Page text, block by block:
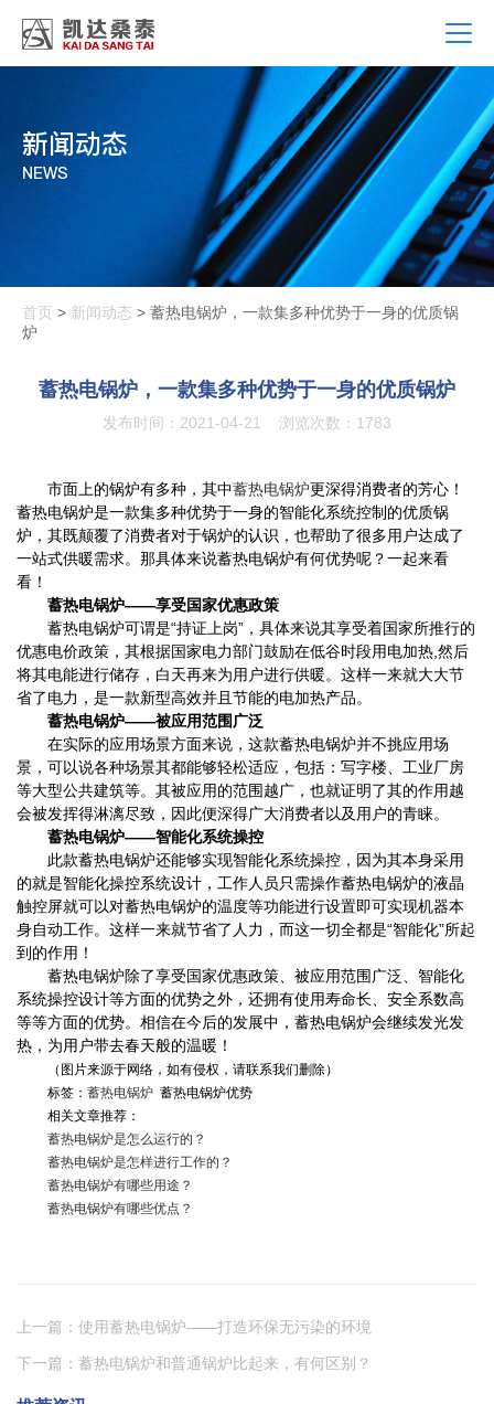
新闻动态
NEWS
首页 > 新闻动态 > 蓄热电锅炉，一款集多种优势于一身的优质锅
炉
蓄热电锅炉，一款集多种优势于一身的优质锅炉
发布时间：2021-04-21 浏览次数：1783
市面上的锅炉有多种，其中蓄热电锅炉更深得消费者的芳心！
蓄热电锅炉是一款集多种优势于一身的智能化系统控制的优质锅
炉，其既颠覆了消费者对于锅炉的认识，也帮助了很多用户达成了
一站式供暖需求。那具体来说蓄热电锅炉有何优势呢？一起来看
看！
蓄热电锅炉——享受国家优惠政策
蓄热电锅炉可谓是“持证上岗”，具体来说其享受着国家所推行的
优惠电价政策，其根据国家电力部门鼓励在低谷时段用电加热,然后
将其电能进行储存，白天再来为用户进行供暖。这样一来就大大节
省了电力，是一款新型高效并且节能的电加热产品。
蓄热电锅炉——被应用范围广泛
在实际的应用场景方面来说，这款蓄热电锅炉并不挑应用场
景，可以说各种场景其都能够轻松适应，包括： 写字楼、工业厂房
等大型公共建筑等。其被应用的范围越广，也就证明了其的作用越
会被发挥得淋漓尽致，因此便深得广大消费者以及用户的青睐。
蓄热电锅炉——智能化系统操控
此款蓄热电锅炉还能够实现智能化系统操控，因为其本身采用
的就是智能化操控系统设计，工作人员只需操作蓄热电锅炉的液晶
触控屏就可以对蓄热电锅炉的温度等功能进行设置即可实现机器本
身自动工作。这样一来就节省了人力，而这一切全都是“智能化”所起
到的作用！
蓄热电锅炉除了享受国家优惠政策、被应用范围广泛、智能化
系统操控设计等方面的优势之外，还拥有使用寿命长、安全系数高
等等方面的优势。相信在今后的发展中，蓄热电锅炉会继续发光发
热，为用户带去春天般的温暖！
（图片来源于网络，如有侵权，请联系我们删除）
标签： 蓄热电锅炉 蓄热电锅炉优势
相关文章推荐：
蓄热电锅炉是怎么运行的？
蓄热电锅炉是怎样进行工作的？
蓄热电锅炉有哪些用途？
蓄热电锅炉有哪些优点？
上一篇：使用蓄热电锅炉——打造环保无污染的环境
下一篇：蓄热电锅炉和普通锅炉比起来，有何区别？